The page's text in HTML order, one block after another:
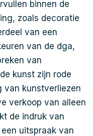
binnen de
zoals decoratie
van een
van de dga,
van
kunst zijn rode
van kunstverliezen
verkoop van alleen
de indruk van
uitspraak van